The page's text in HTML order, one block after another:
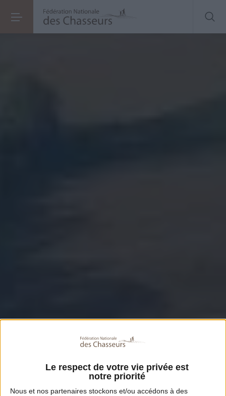
Le respect de votre vie privée est
notre priorité
Nous et nos partenaires stockons et/ou accédons à des